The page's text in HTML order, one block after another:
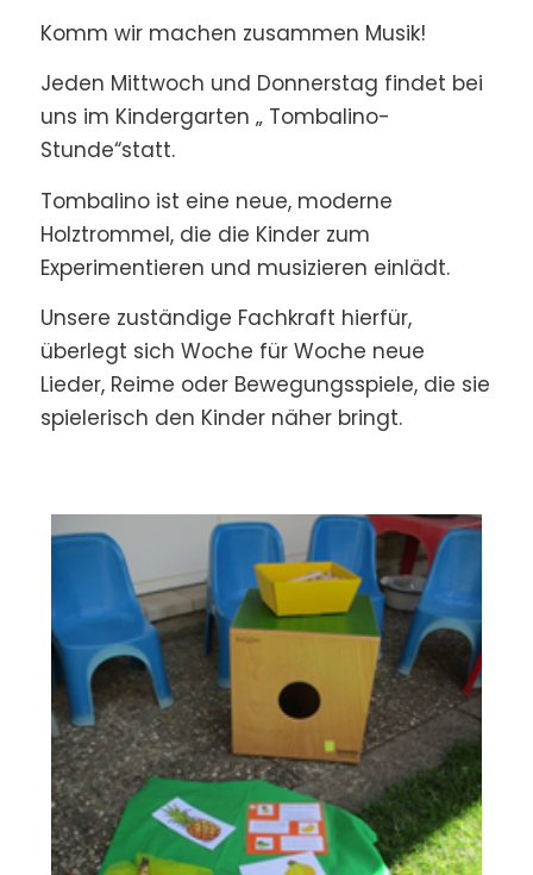
Komm wir machen zusammen Musik!
Jeden Mittwoch und Donnerstag findet bei
uns im Kindergarten „ Tombalino-
Stunde“statt.
Tombalino ist eine neue, moderne
Holztrommel, die die Kinder zum
Experimentieren und musizieren einlädt.
Unsere zuständige Fachkraft hierfür,
überlegt sich Woche für Woche neue
Lieder, Reime oder Bewegungsspiele, die sie
spielerisch den Kinder näher bringt.